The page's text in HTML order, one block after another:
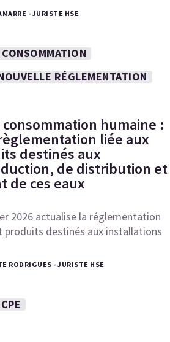
- JURISTE HSE
RÉGLEMENTATION
humaine :
liée aux
destinés aux
de distribution et
de ces eaux
2026 actualise la réglementation
produits destinés aux installations
RODRIGUES - JURISTE HSE